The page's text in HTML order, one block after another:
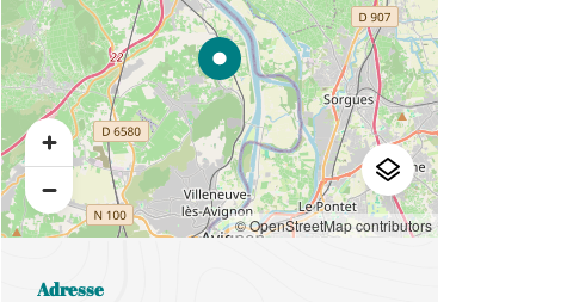
© OpenStreetMap contributors
Adresse